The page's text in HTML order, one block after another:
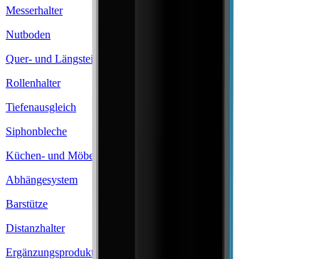
Messerhalter
Nutboden
Quer- und Längsteiler
Rollenhalter
Tiefenausgleich
Siphonbleche
Küchen- und Möbelbeschläge
Abhängesystem
Barstütze
Distanzhalter
Ergänzungsprodukte